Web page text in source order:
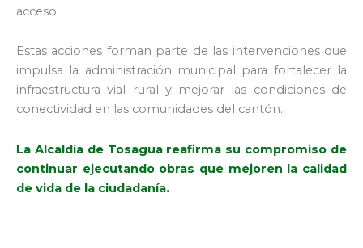
acceso.
Estas acciones forman parte de las intervenciones que
impulsa la administración municipal para fortalecer la
infraestructura vial rural y mejorar las condiciones de
conectividad en las comunidades del cantón.
La Alcaldía de Tosagua reafirma su compromiso de
continuar ejecutando obras que mejoren la calidad
de vida de la ciudadanía.